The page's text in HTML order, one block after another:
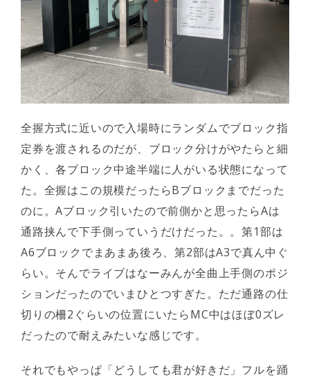
全握方式に近いので入場時にランダムでブロック指
定券を渡されるのだが、ブロック分けがやたらと細
かく、各ブロック中途半端に人がいる状態になって
た。全握はこの規模だったらBブロックまでだった
のに。Aブロック引いたので前側かと思ったらAは
通路挟んで下手側っていうだけだった。。第1部は
A6ブロックでまあまあ後ろ、第2部はA3で真ん中ぐ
らい。そんでライブはなーみんが全曲上手側のポジ
ションだったのでいまひとつすぎた。ただ通路の仕
切りの柵2ぐらいの位置にいたらMC中はほぼ0ズレ
だったので耐えみたいな感じです。
それでもやっぱ「どうしても君が好きだ」フルを踊